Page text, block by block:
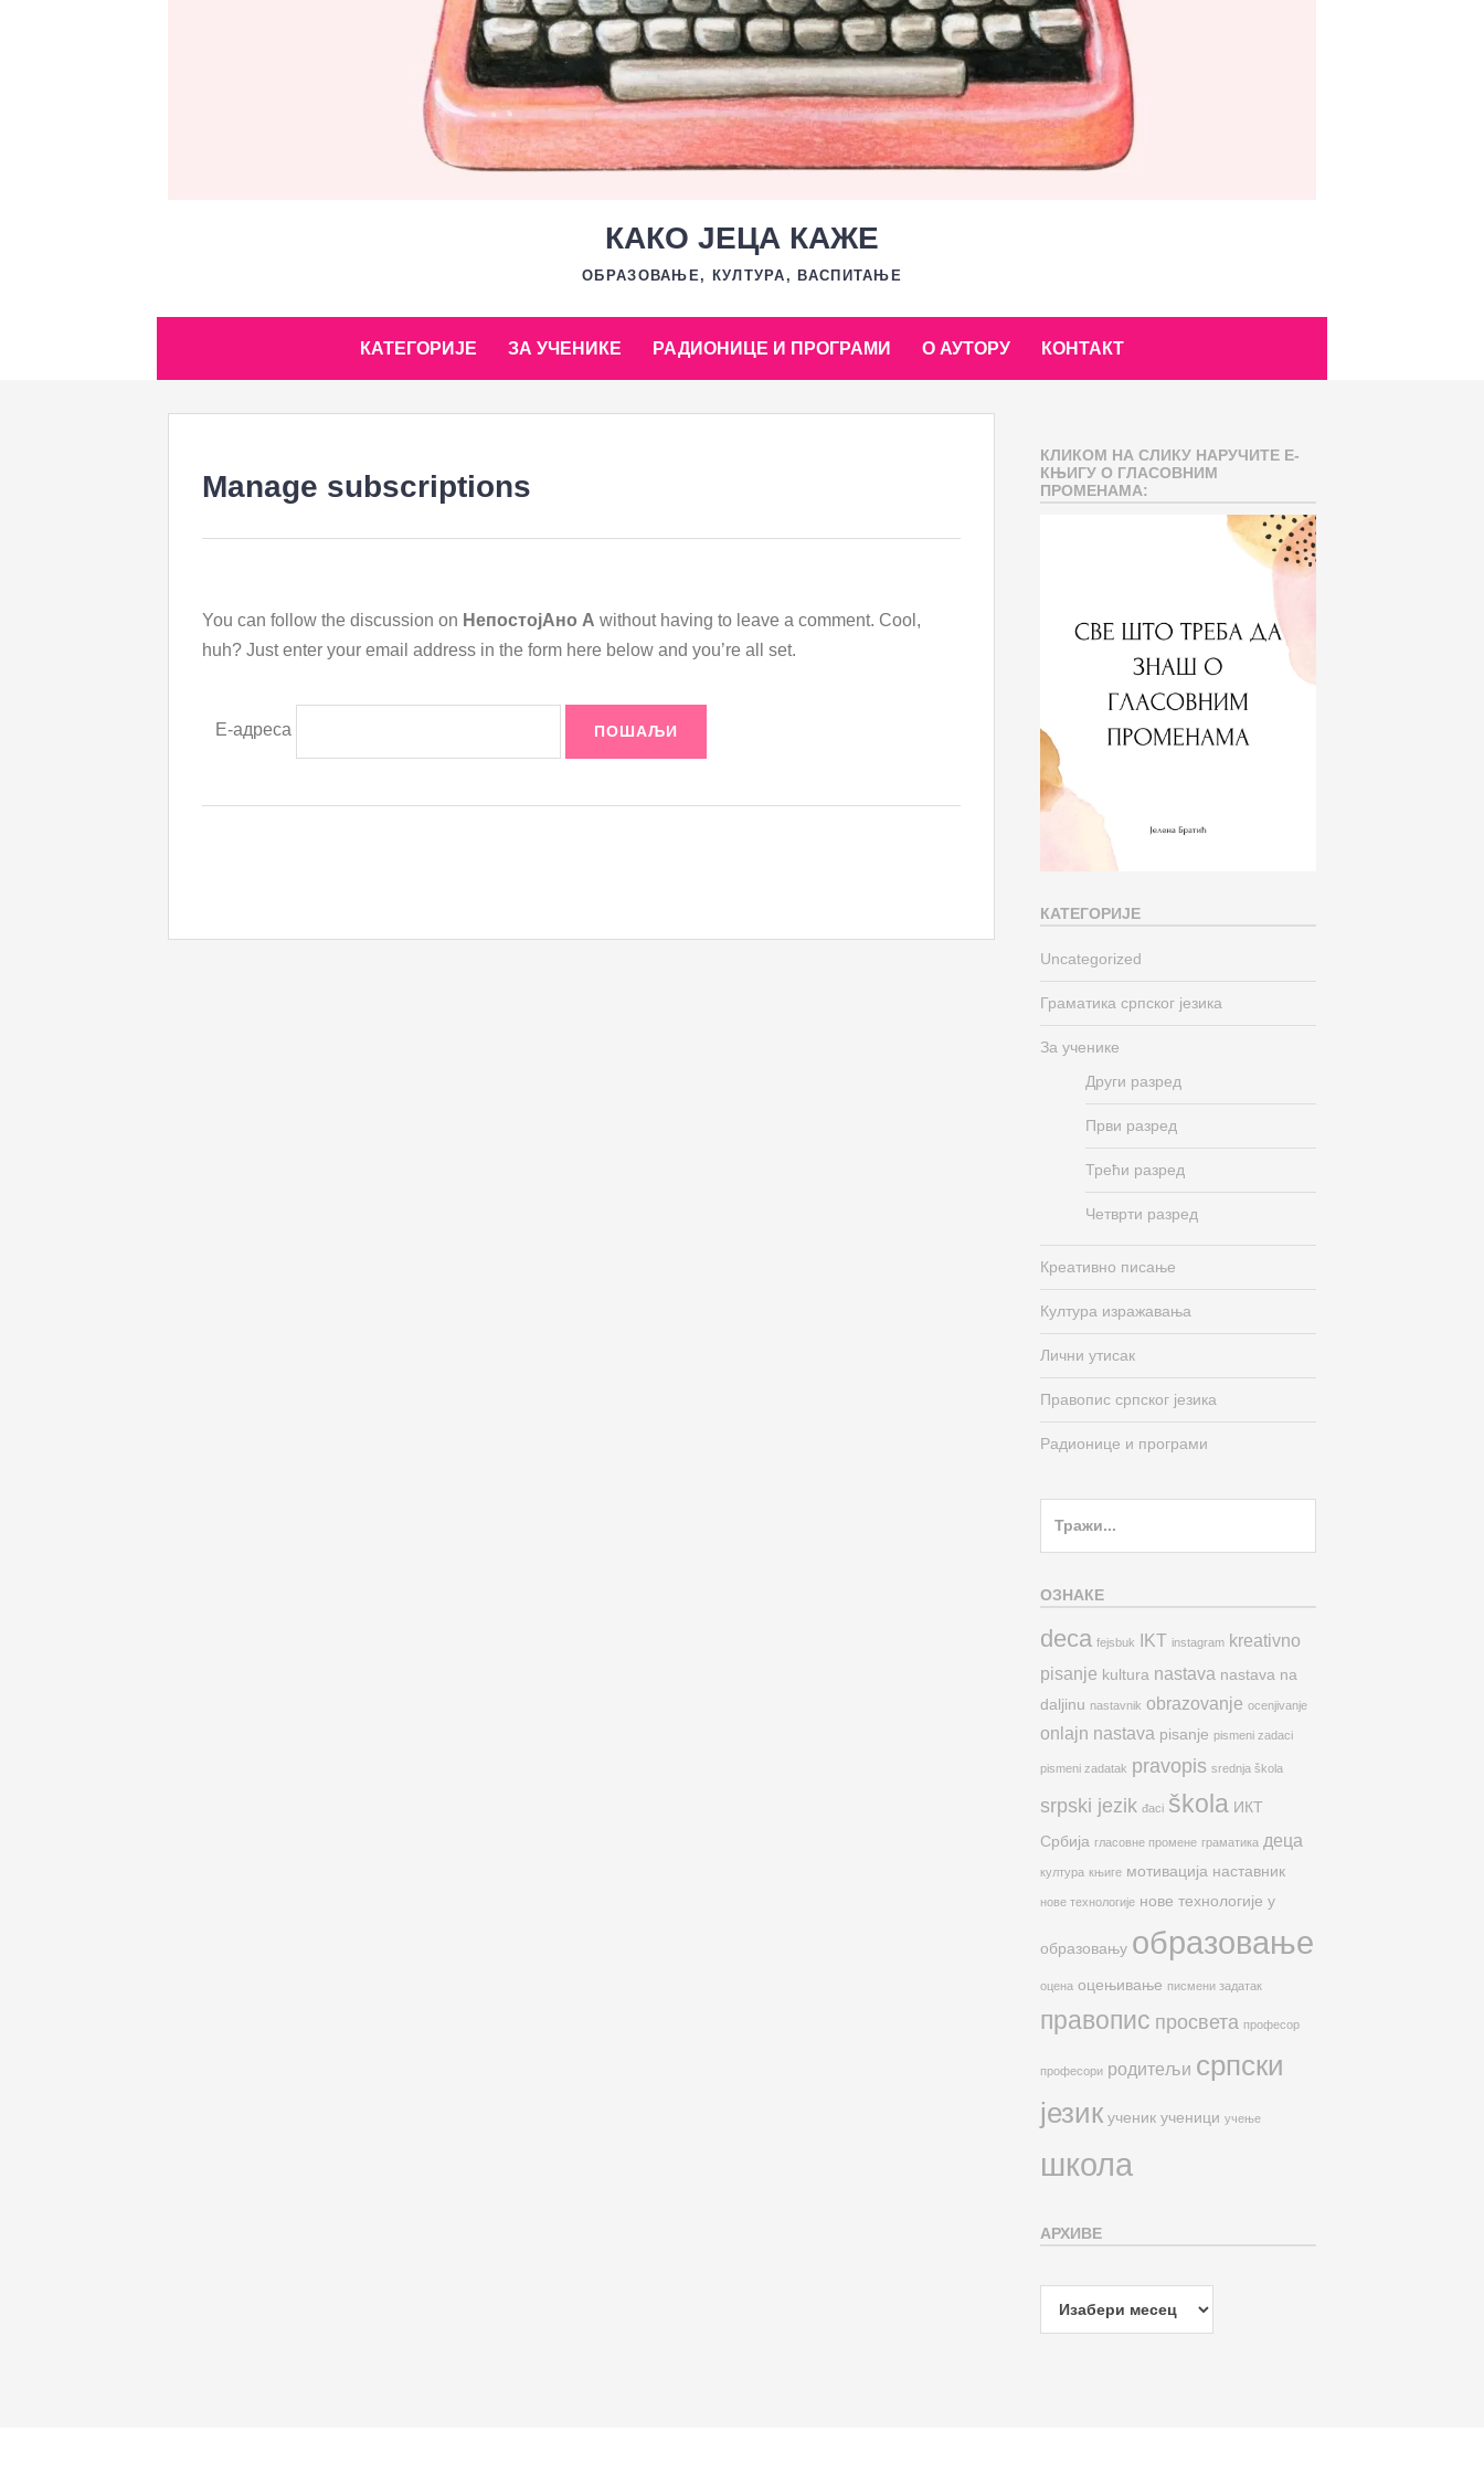
КАКО ЈЕЦА КАЖЕ
ОБРАЗОВАЊЕ, КУЛТУРА, ВАСПИТАЊЕ
КАТЕГОРИЈЕ ЗА УЧЕНИКЕ РАДИОНИЦЕ И ПРОГРАМИ О АУТОРУ КОНТАКТ
Manage subscriptions
You can follow the discussion on НепостојАно А without having to leave a comment. Cool,
huh? Just enter your email address in the form here below and you’re all set.
Е-адреса
КЛИКОМ НА СЛИКУ НАРУЧИТЕ Е-
КЊИГУ О ГЛАСОВНИМ
ПРОМЕНАМА:
КАТЕГОРИЈЕ
Uncategorized
Граматика српског језика
За ученике
Други разред
Први разред
Трећи разред
Четврти разред
Креативно писање
Култура изражавања
Лични утисак
Правопис српског језика
Радионице и програми
ОЗНАКЕ
deca fejsbuk IKT instagram kreativno
pisanje kultura nastava nastava na
daljinu nastavnik obrazovanje ocenjivanje
onlajn nastava pisanje pismeni zadaci
pismeni zadatak pravopis srednja škola
srpski jezik đaci škola ИКТ
Србија гласовне промене граматика деца
култура књиге мотивација наставник
нове технологије нове технологије у
образовању образовање
оцена оцењивање писмени задатак
правопис просвета професор
професори родитељи српски
језик ученик ученици учење
школа
АРХИВЕ